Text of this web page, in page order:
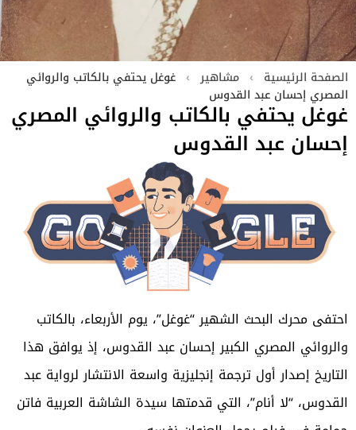
الصفحة الرئيسية › مشاهير › غوغل يحتفي بالكاتب والروائي
المصري إحسان عبد القدوس
غوغل يحتفي بالكاتب والروائي المصري
إحسان عبد القدوس
احتفى محرك البحث الشهير “غوغل”، يوم الأربعاء، بالكاتب
والروائي المصري الكبير إحسان عبد القدوس، إذ يوافق هذا
التاريخ إصدار أول ترجمة إنجليزية واسعة الانتشار لرواية عبد
القدوس، “لا أنام”، التي قدمتها سيدة الشاشة العربية فاتن